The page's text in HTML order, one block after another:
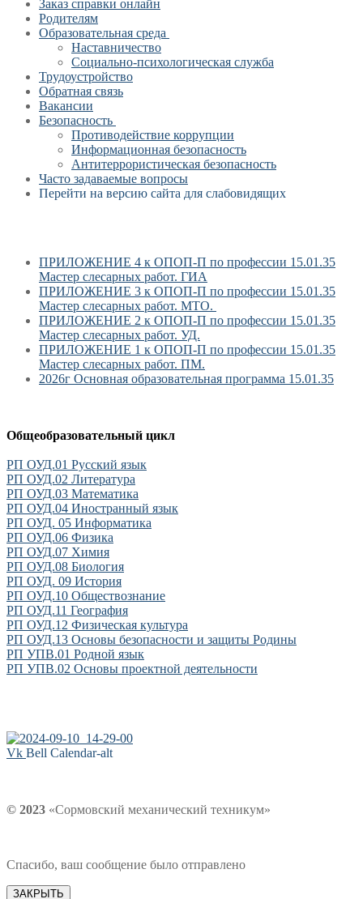
Заказ справки онлайн
Родителям
Образовательная среда
Наставничество
Социально-психологическая служба
Трудоустройство
Обратная связь
Вакансии
Безопасность
Противодействие коррупции
Информационная безопасность
Антитеррористическая безопасность
Часто задаваемые вопросы
Перейти на версию сайта для слабовидящих
ПРИЛОЖЕНИЕ 4 к ОПОП-П по профессии 15.01.35
Мастер слесарных работ. ГИА
ПРИЛОЖЕНИЕ 3 к ОПОП-П по профессии 15.01.35
Мастер слесарных работ. МТО.
ПРИЛОЖЕНИЕ 2 к ОПОП-П по профессии 15.01.35
Мастер слесарных работ. УД.
ПРИЛОЖЕНИЕ 1 к ОПОП-П по профессии 15.01.35
Мастер слесарных работ. ПМ.
2026г Основная образовательная программа 15.01.35
Общеобразовательный цикл
РП ОУД.01 Русский язык
РП ОУД.02 Литература
РП ОУД.03 Математика
РП ОУД.04 Иностранный язык
РП ОУД. 05 Информатика
РП ОУД.06 Физика
РП ОУД.07 Химия
РП ОУД.08 Биология
РП ОУД. 09 История
РП ОУД.10 Обществознание
РП ОУД.11 География
РП ОУД.12 Физическая культура
РП ОУД.13 Основы безопасности и защиты Родины
РП УПВ.01 Родной язык
РП УПВ.02 Основы проектной деятельности
Vk Bell Calendar-alt
© 2023 «Сормовский механический техникум»
Спасибо, ваш сообщение было отправлено
ЗАКРЫТЬ